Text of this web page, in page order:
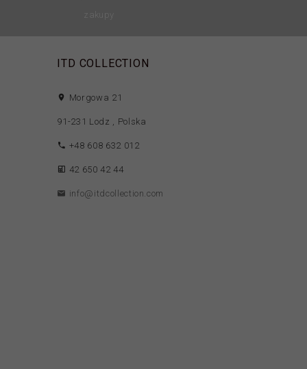
zakupy
ITD COLLECTION
Morgowa 21
91-231 Lodz , Polska
+48 608 632 012
42 650 42 44
info@itdcollection.com